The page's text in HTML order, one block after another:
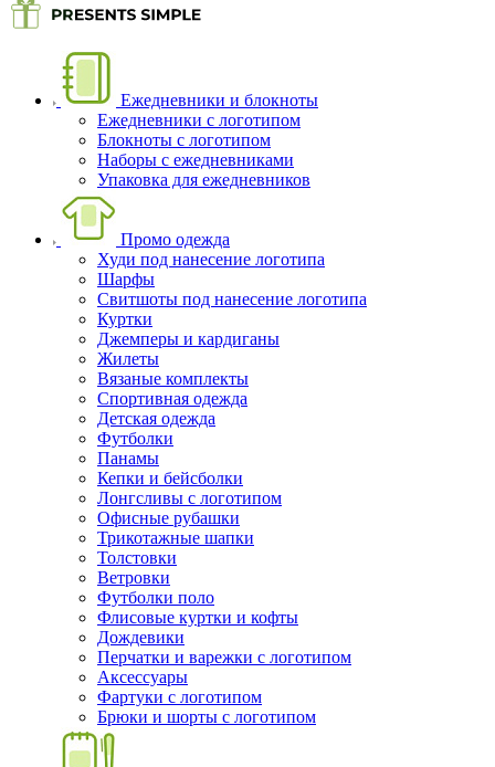
Ежедневники и блокноты
Ежедневники с логотипом
Блокноты с логотипом
Наборы с ежедневниками
Упаковка для ежедневников
Промо одежда
Худи под нанесение логотипа
Шарфы
Свитшоты под нанесение логотипа
Куртки
Джемперы и кардиганы
Жилеты
Вязаные комплекты
Спортивная одежда
Детская одежда
Футболки
Панамы
Кепки и бейсболки
Лонгсливы с логотипом
Офисные рубашки
Трикотажные шапки
Толстовки
Ветровки
Футболки поло
Флисовые куртки и кофты
Дождевики
Перчатки и варежки с логотипом
Аксессуары
Фартуки с логотипом
Брюки и шорты с логотипом